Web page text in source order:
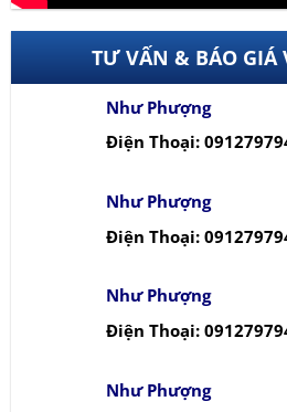
TƯ VẤN & BÁO GIÁ
Như Phượng
Điện Thoại:
Như Phượng
Điện Thoại:
Như Phượng
Điện Thoại:
Như Phượng